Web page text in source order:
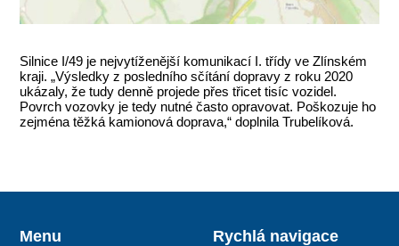
Silnice I/49 je nejvytíženější komunikací I. třídy ve Zlínském
kraji. „Výsledky z posledního sčítání dopravy z roku 2020
ukázaly, že tudy denně projede přes třicet tisíc vozidel.
Povrch vozovky je tedy nutné často opravovat. Poškozuje ho
zejména těžká kamionová doprava,“ doplnila Trubelíková.
Menu Rychlá navigace